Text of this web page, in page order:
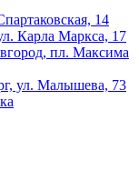
14
Карла Маркса, 17
пл. Максима
ул. Малышева, 73